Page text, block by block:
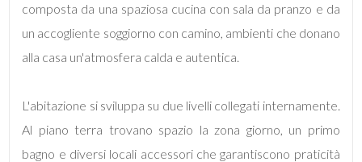
composta da una spaziosa cucina con sala da pranzo e da
un accogliente soggiorno con camino, ambienti che donano
alla casa un'atmosfera calda e autentica.
L'abitazione si sviluppa su due livelli collegati internamente.
Al piano terra trovano spazio la zona giorno, un primo
bagno e diversi locali accessori che garantiscono praticità